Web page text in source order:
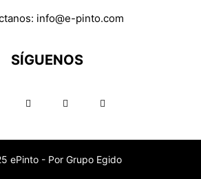
info@e-pinto.com
SÍGUENOS
ePinto - Por Grupo Egido